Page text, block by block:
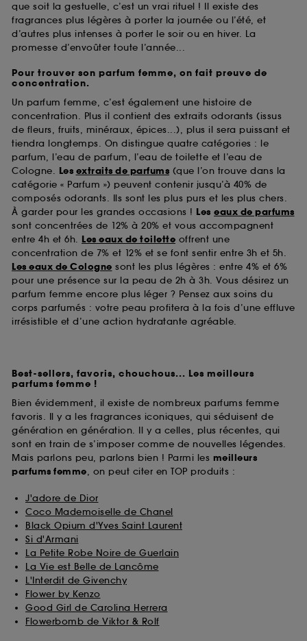
que soit la gestuelle, c’est un vrai rituel ! Il existe des
fragrances plus légères à porter la journée ou l’été, et
d’autres plus intenses à porter le soir ou en hiver. La
promesse d’envoûter toute l’année...
Pour trouver son parfum femme, on fait preuve de
concentration.
Un parfum femme, c’est également une histoire de
concentration. Plus il contient des extraits odorants (issus
de fleurs, fruits, minéraux, épices...), plus il sera puissant et
tiendra longtemps. On distingue quatre catégories : le
parfum, l’eau de parfum, l’eau de toilette et l’eau de
Cologne. Les extraits de parfums (que l’on trouve dans la
catégorie « Parfum ») peuvent contenir jusqu’à 40% de
composés odorants. Ils sont les plus purs et les plus chers.
À garder pour les grandes occasions ! Les eaux de parfums
sont concentrées de 12% à 20% et vous accompagnent
entre 4h et 6h. Les eaux de toilette offrent une
concentration de 7% et 12% et se font sentir entre 3h et 5h.
Les eaux de Cologne sont les plus légères : entre 4% et 6%
pour une présence sur la peau de 2h à 3h. Vous désirez un
parfum femme encore plus léger ? Pensez aux soins du
corps parfumés : votre peau profitera à la fois d’une effluve
irrésistible et d’une action hydratante agréable.
Best-sellers, favoris, chouchous... Les meilleurs
parfums femme !
Bien évidemment, il existe de nombreux parfums femme
favoris. Il y a les fragrances iconiques, qui séduisent de
génération en génération. Il y a celles, plus récentes, qui
sont en train de s’imposer comme de nouvelles légendes.
Mais parlons peu, parlons bien ! Parmi les meilleurs
parfums femme, on peut citer en TOP produits :
J'adore de Dior
Coco Mademoiselle de Chanel
Black Opium d'Yves Saint Laurent
Si d'Armani
La Petite Robe Noire de Guerlain
La Vie est Belle de Lancôme
L'Interdit de Givenchy
Flower by Kenzo
Good Girl de Carolina Herrera
Flowerbomb de Viktor & Rolf